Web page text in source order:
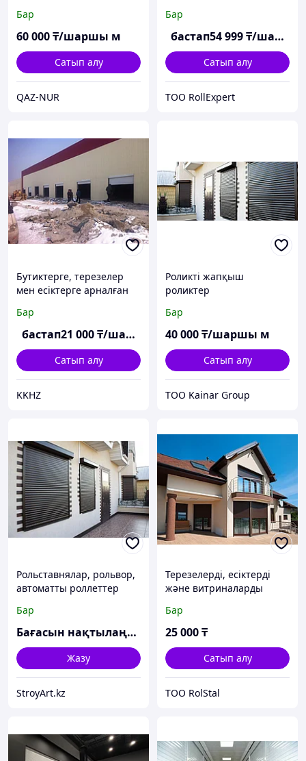
Бар
60 000₸/шаршы м
Сатып алу
QAZ-NUR
Бар
бастап54 999₸/шаршы м
Сатып алу
ТОО RollExpert
Бутиктерге, терезелер
мен есіктерге арналған
рольставкалар
Бар
бастап21 000₸/шаршы м
Сатып алу
KKHZ
Роликті жапқыш
роликтер
Бар
40 000₸/шаршы м
Сатып алу
ТОО Kainar Group
Рольставнялар, рольвор,
автоматты роллеттер
Бар
Бағасын нақтылаңыз
Жазу
StroyArt.kz
Терезелерді, есіктерді
және витриналарды
рольставкалар
Бар
25 000₸
Сатып алу
ТОО RolStal